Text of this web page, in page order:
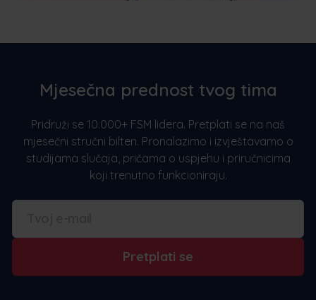
Mjesečna prednost tvog tima
Pridruži se 10.000+ FSM lidera. Pretplati se na naš
mjesečni stručni bilten. Pronalazimo i izvještavamo o
studijama slučaja, pričama o uspjehu i priručnicima
koji trenutno funkcioniraju.
Pretplati se